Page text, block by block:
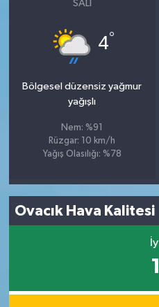
SALI
4°
Bölgesel düzensiz yağmur
yağışlı
Nem: %91
Rüzgar: 10 km/h
Yağış Olasılığı: %78
Ovacık Hava Kalitesi
1